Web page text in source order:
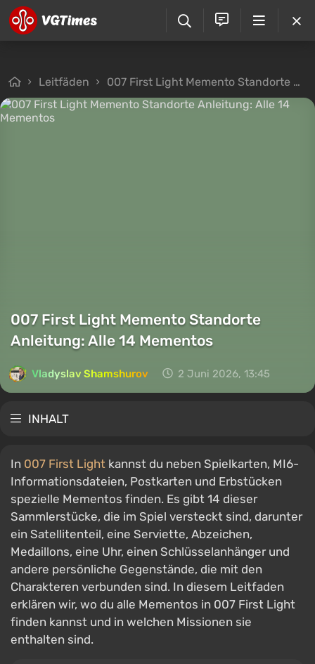
Leitfäden 007 First Light Memento Standorte Anleitung: Alle 14 Mementos
007 First Light Memento Standorte
Anleitung: Alle 14 Mementos
Vladyslav Shamshurov 2 Juni 2026, 13:45
INHALT
In 007 First Light kannst du neben Spielkarten, MI6-
Informationsdateien, Postkarten und Erbstücken
spezielle Mementos finden. Es gibt 14 dieser
Sammlerstücke, die im Spiel versteckt sind, darunter
ein Satellitenteil, eine Serviette, Abzeichen,
Medaillons, eine Uhr, einen Schlüsselanhänger und
andere persönliche Gegenstände, die mit den
Charakteren verbunden sind. In diesem Leitfaden
erklären wir, wo du alle Mementos in 007 First Light
finden kannst und in welchen Missionen sie
enthalten sind.